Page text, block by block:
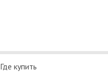
Где купить